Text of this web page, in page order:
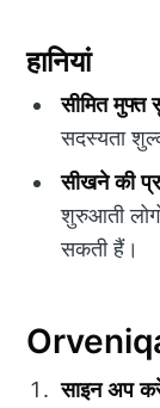
हानियां
सीमित मुफ्त
सदस्यता
सीखने की
शुरुआती
सकती हैं।
साइन अप